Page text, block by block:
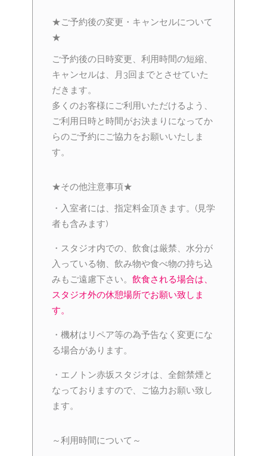
★ご予約後の変更・キャンセルについて
★
ご予約後の日時変更、利用時間の短縮、
キャンセルは、月3回までとさせていた
だきます。
多くのお客様にご利用いただけるよう、
ご利用日時と時間がお決まりになってか
らのご予約にご協力をお願いいたしま
す。
★その他注意事項★
・入室者には、指定料金頂きます。(見学
者も含みます)
・スタジオ内での、飲食は厳禁、水分が
入っている物、飲み物や食べ物の持ち込
みもご遠慮下さい。 飲食される場合は、
スタジオ外の休憩場所でお願い致しま
す。
・機材はリペア等の為予告なく変更にな
る場合があります。
・エノトン赤坂スタジオは、全館禁煙と
なっておりますので、ご協力お願い致し
ます。
～利用時間について～